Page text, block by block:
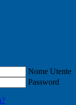
Nome Utente
Password